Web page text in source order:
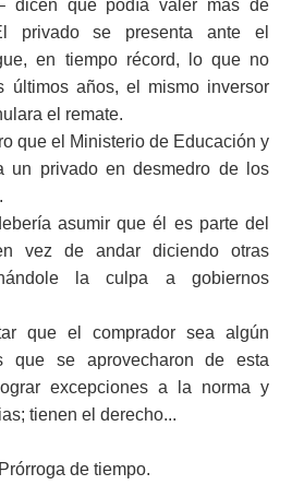
dicen que podía valer más de
privado se presenta ante el
en tiempo récord, lo que no
últimos años, el mismo inversor
el remate.
que el Ministerio de Educación y
un privado en desmedro de los
asumir que él es parte del
vez de andar diciendo otras
la culpa a gobiernos
que el comprador sea algún
que se aprovecharon de esta
excepciones a la norma y
tienen el derecho...
de tiempo.